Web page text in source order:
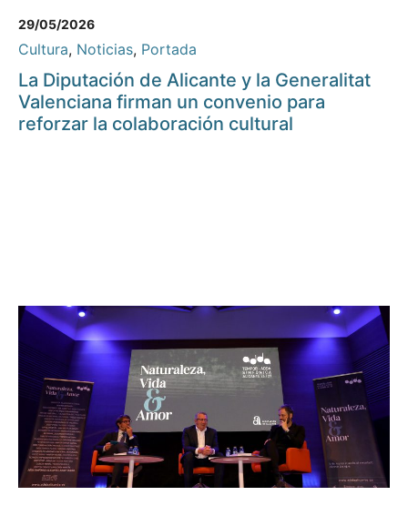
29/05/2026
Cultura, Noticias, Portada
La Diputación de Alicante y la Generalitat
Valenciana firman un convenio para
reforzar la colaboración cultural